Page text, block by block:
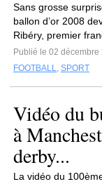
Sans grosse
ballon d’or 2008
Ribéry, premier
Publié le 02 décembre
FOOTBALL, SPORT
Vidéo du
à
derby...
La vidéo du